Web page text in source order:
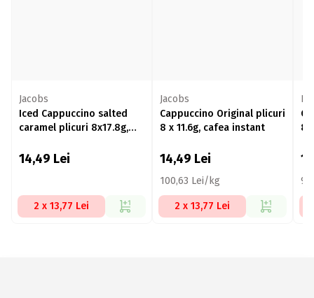
Jacobs
Iced Cappuccino salted
caramel plicuri 8x17.8g,
14,49 Lei
2 x 13,77 Lei
Jacobs
Cappuccino Original plicuri
8 x 11.6g, cafea instant
14,49 Lei
100,63 Lei/kg
2 x 13,77 Lei
La